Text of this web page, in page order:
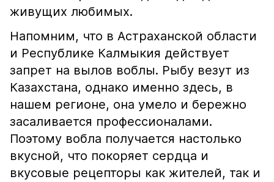
живущих любимых.
Напомним, что в Астраханской области
и Республике Калмыкия действует
запрет на вылов воблы. Рыбу везут из
Казахстана, однако именно здесь, в
нашем регионе, она умело и бережно
засаливается профессионалами.
Поэтому вобла получается настолько
вкусной, что покоряет сердца и
вкусовые рецепторы как жителей, так и